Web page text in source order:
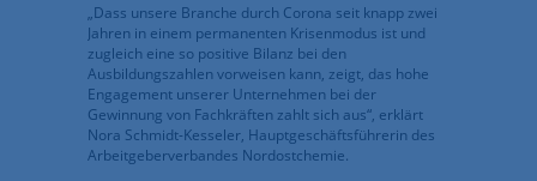
„Dass unsere Branche durch Corona seit knapp zwei
Jahren in einem permanenten Krisenmodus ist und
zugleich eine so positive Bilanz bei den
Ausbildungszahlen vorweisen kann, zeigt, das hohe
Engagement unserer Unternehmen bei der
Gewinnung von Fachkräften zahlt sich aus“, erklärt
Nora Schmidt-Kesseler, Hauptgeschäftsführerin des
Arbeitgeberverbandes Nordostchemie.